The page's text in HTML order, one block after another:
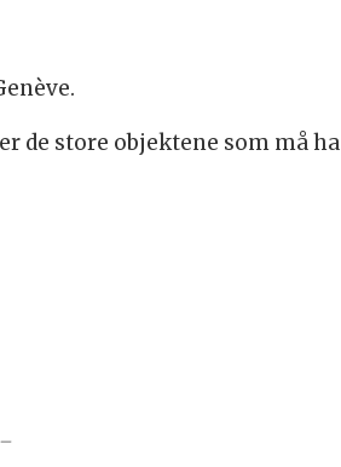
de store objektene som må